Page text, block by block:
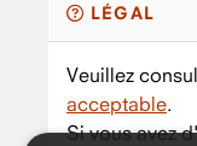
LÉGAL
Veuillez
acceptable.
Si vous avez